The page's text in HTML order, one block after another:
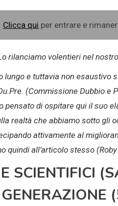
Clicca qui per entrare e
rilanciamo volentieri nel
e tuttavia non esaustivo
(Commissione Dubbio e
pensato di ospitare qui il suo
realtà che abbiamo sotto gli
attivamente al
quindi all’articolo stesso
SCIENTIFICI